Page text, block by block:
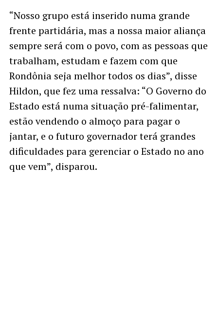
“Nosso grupo está inserido numa grande
frente partidária, mas a nossa maior aliança
sempre será com o povo, com as pessoas que
trabalham, estudam e fazem com que
Rondônia seja melhor todos os dias”, disse
Hildon, que fez uma ressalva: “O Governo do
Estado está numa situação pré-falimentar,
estão vendendo o almoço para pagar o
jantar, e o futuro governador terá grandes
dificuldades para gerenciar o Estado no ano
que vem”, disparou.